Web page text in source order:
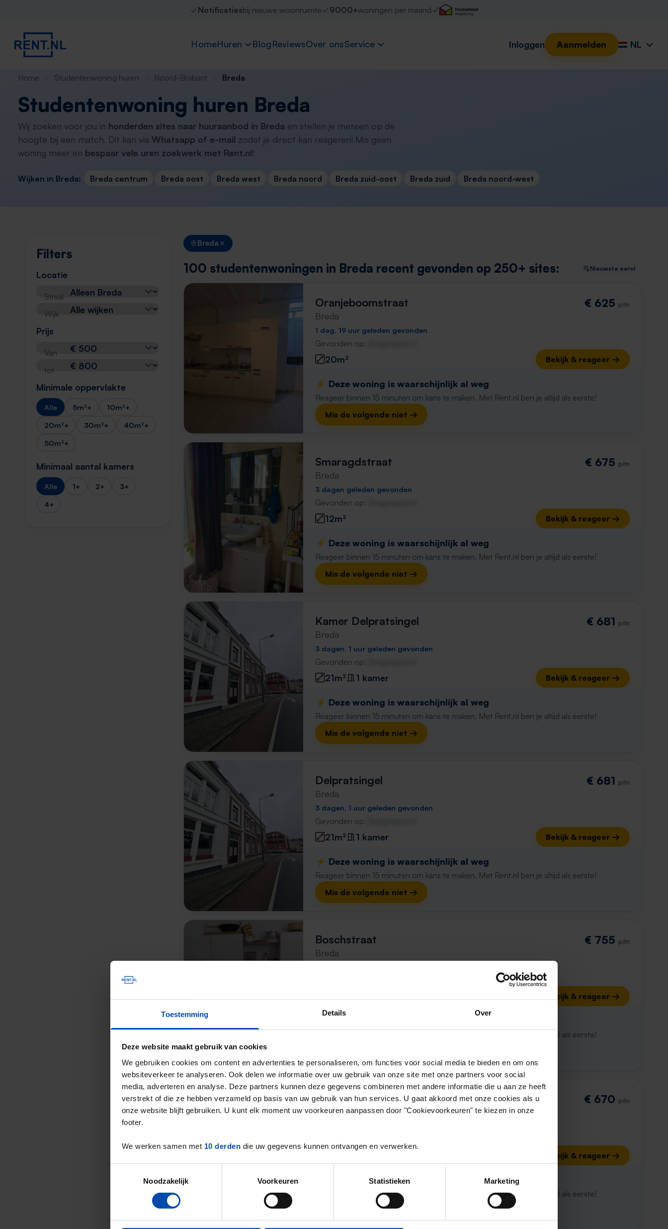
Toestemming Details Over
Deze website maakt gebruik van cookies
We gebruiken cookies om content en advertenties te personaliseren, om functies voor social media te bieden en om ons
websiteverkeer te analyseren. Ook delen we informatie over uw gebruik van onze site met onze partners voor social
media, adverteren en analyse. Deze partners kunnen deze gegevens combineren met andere informatie die u aan ze heeft
verstrekt of die ze hebben verzameld op basis van uw gebruik van hun services. U gaat akkoord met onze cookies als u
onze website blijft gebruiken. U kunt elk moment uw voorkeuren aanpassen door "Cookievoorkeuren" te kiezen in onze
footer.
We werken samen met 10 derden die uw gegevens kunnen ontvangen en verwerken.
Noodzakelijk
Voorkeuren Statistieken Marketing
Notificatiesbij nieuwe woonruimte 9000+woningen per maand
HomeHuren BlogReviewsOver onsService Inloggen Aanmelden NL
Home Studentenwoning huren Noord-Brabant Breda
Studentenwoning huren Breda
Wij zoeken voor jou in honderden sites naar huuraanbod in Breda en stellen je meteen op de
hoogte bij een match. Dit kan via Whatsapp of e-mail zodat je direct kan reageren! Mis geen
woning meer en bespaar vele uren zoekwerk met Rent.nl!
Wijken in Breda: Breda centrum Breda oost Breda west Breda noord Breda zuid-oost Breda zuid Breda noord-west
Filters
Locatie
Straal
Wijk
Prijs
Van
tot
Minimale oppervlakte
Alle 5m²+
10m²+
20m²+
30m²+
40m²+
50m²+
Minimaal aantal kamers
Alle 1+ 2+
3+
4+
Breda
100 studentenwoningen in Breda recent gevonden op 250+ sites: Nieuwste eerst
Oranjeboomstraat
Breda
€ 625 p/m
1 dag, 19 uur geleden gevonden
Gevonden op:
20m² Bekijk & reageer →
⚡️ Deze woning is waarschijnlijk al weg
Reageer binnen 15 minuten om kans te maken. Met Rent.nl ben je altijd als eerste!
Mis de volgende niet →
Smaragdstraat
Breda
€ 675 p/m
3 dagen geleden gevonden
Gevonden op:
12m² Bekijk & reageer →
⚡️ Deze woning is waarschijnlijk al weg
Reageer binnen 15 minuten om kans te maken. Met Rent.nl ben je altijd als eerste!
Mis de volgende niet →
Kamer Delpratsingel
Breda
€ 681 p/m
3 dagen, 1 uur geleden gevonden
Gevonden op:
21m² 1 kamer Bekijk & reageer →
⚡️ Deze woning is waarschijnlijk al weg
Reageer binnen 15 minuten om kans te maken. Met Rent.nl ben je altijd als eerste!
Mis de volgende niet →
Delpratsingel
Breda
€ 681 p/m
3 dagen, 1 uur geleden gevonden
Gevonden op:
21m² 1 kamer Bekijk & reageer →
⚡️ Deze woning is waarschijnlijk al weg
Reageer binnen 15 minuten om kans te maken. Met Rent.nl ben je altijd als eerste!
Mis de volgende niet →
Boschstraat
Breda
€ 755 p/m
Bekijk & reageer →
Reageer binnen 15 minuten om kans te maken. Met Rent.nl ben je altijd als eerste!
Haagdijk
Breda
€ 670 p/m
Bekijk & reageer →
⚡️ Deze woning is waarschijnlijk al weg
Reageer binnen 15 minuten om kans te maken. Met Rent.nl ben je altijd als eerste!
Mis de volgende niet →